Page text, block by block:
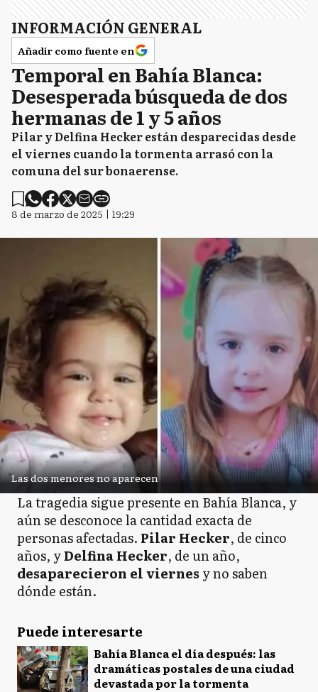
INFORMACIÓN GENERAL
Añadir como fuente en
Temporal en Bahía Blanca:
Desesperada búsqueda de dos
hermanas de 1 y 5 años
Pilar y Delfina Hecker están desparecidas desde
el viernes cuando la tormenta arrasó con la
comuna del sur bonaerense.
8 de marzo de 2025 | 19:29
Las dos menores no aparecen
La tragedia sigue presente en Bahía Blanca, y
aún se desconoce la cantidad exacta de
personas afectadas. Pilar Hecker, de cinco
años, yDelfina Hecker, de un año,
desaparecieron el viernes y no saben
dónde están.
Puede interesarte
Bahía Blanca el día después: las
dramáticas postales de una ciudad
devastada por la tormenta